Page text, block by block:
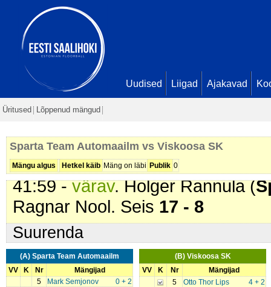
Uudised Liigad Ajakavad
Üritused Lõppenud mängud
Sparta Team Automaailm vs Viskoosa SK
Mängu algus Hetkel käib Mäng on läbi Publik 0
12 - 8
33:43 -värav
Artur Kuznetsov. Seis
34:41 - värav . Holger Rannula (
37:26 -värav. Eerik Salm (
39:50 -värav. Ruuben Rannula (
Mark Semjonov. Seis
41:59 -värav. Holger Rannula (
Ragnar Nool. Seis 17 - 8
Suurenda
(A) Sparta Team Automaailm
VV
K Nr
Mängijad
5
0 + 2
Mark Semjonov
(B) Viskoosa SK
VV
K Nr
Mängijad
5
4 + 2
Otto Thor Lips